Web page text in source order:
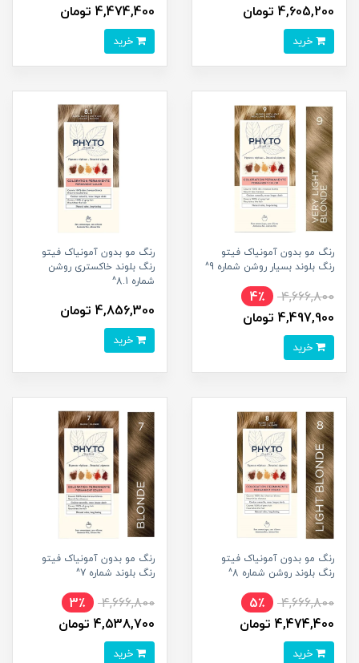
4,605,200 تومان 4,474,400 تومان
رنگ مو بدون آمونیاک فیتو
رنگ بلوند بسیار روشن شماره 9^
4,666,800
4٪
4,497,900 تومان
رنگ مو بدون آمونیاک فیتو
رنگ بلوند خاکستری روشن
شماره 8.1^
4,856,300 تومان
رنگ مو بدون آمونیاک فیتو
رنگ بلوند روشن شماره 8^
4,666,800
5٪
4,474,400 تومان
رنگ مو بدون آمونیاک فیتو
رنگ بلوند شماره 7^
4,666,800
3٪
4,538,700 تومان